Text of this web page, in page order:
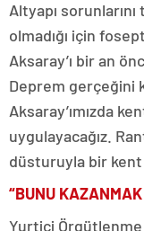
Altyapı
olmadığı için
Aksaray’ı bir an
Deprem gerçeğini
Aksaray’ımızda
uygulayacağız.
düsturuyla bir kent
“BUNU
Yurtiçi Örgütlenme